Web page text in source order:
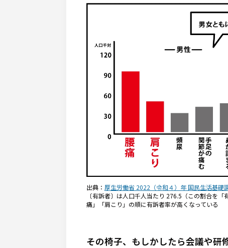
出典： 厚生労働省 2022（令和４）年 国民生活基
〔有訴者〕は人口千人当たり 276.5（この割合を
痛」「肩こり」の順に有訴者率が高くなっている
その椅子、もしかしたら会議や